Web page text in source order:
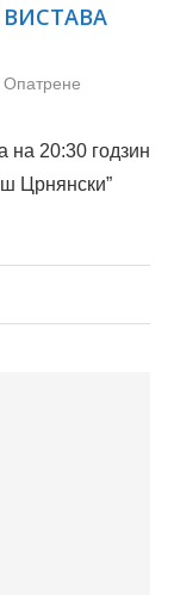
Опатрене
20:30 годзин
Црнянски”